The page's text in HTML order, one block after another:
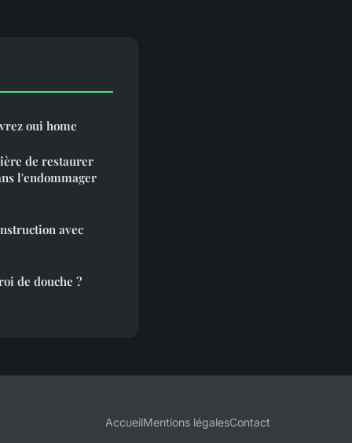
oui home
de restaurer
l'endommager
avec
de douche ?
AccueilMentions légalesContact